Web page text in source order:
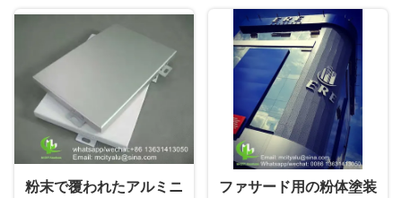
粉末で覆われたアルミニ
ファサード用の粉体塗装